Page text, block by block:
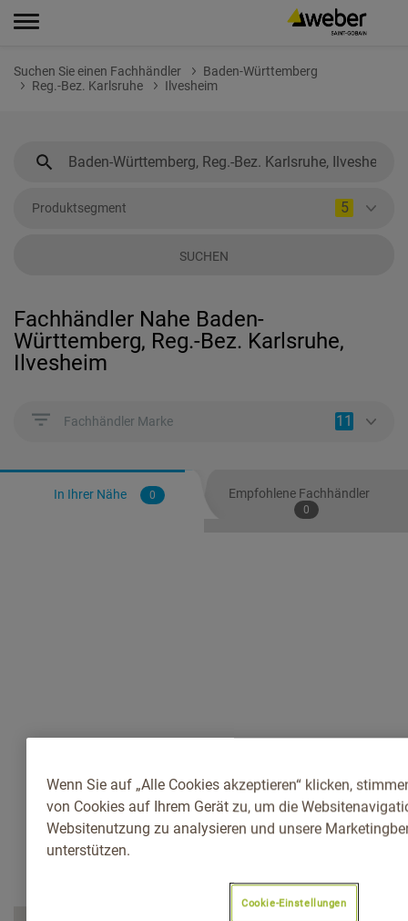
Suchen Sie einen Fachhändler
Baden-Württemberg
Reg.-Bez. Karlsruhe
Ilvesheim
Produktsegment 5
SUCHEN
Fachhändler Nahe Baden-
Württemberg, Reg.-Bez. Karlsruhe,
Ilvesheim
Fachhändler Marke 11
In Ihrer Nähe 0 Empfohlene Fachhändler
0
Wenn Sie auf „Alle Cookies akzeptieren“ klicken,
von Cookies auf Ihrem Gerät zu, um die
Websitenutzung zu analysieren und unsere
unterstützen.
Cookie-Einstellungen